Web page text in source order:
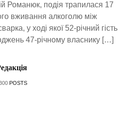
Романюк, подія трапилася 17
вживання алкоголю між
у ході якої 52-річний гість
47-річному власнику […]
POSTS